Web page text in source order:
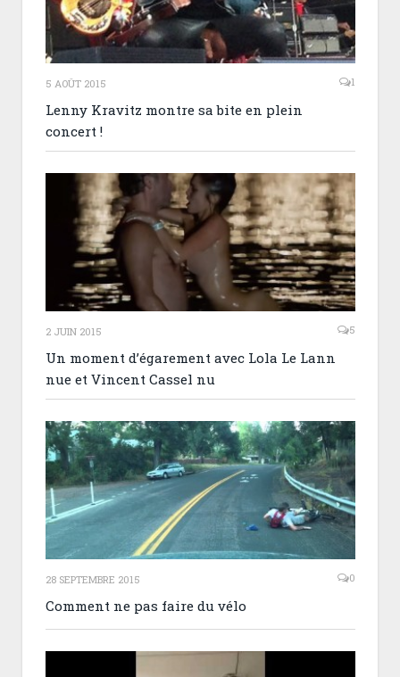
5 AOÛT 2015 1
Lenny Kravitz montre sa bite en plein
concert !
2 JUIN 2015 5
Un moment d’égarement avec Lola Le Lann
nue et Vincent Cassel nu
28 SEPTEMBRE 2015 0
Comment ne pas faire du vélo